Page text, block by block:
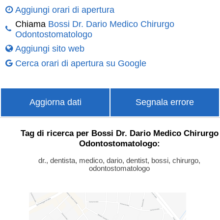
Aggiungi orari di apertura
Chiama Bossi Dr. Dario Medico Chirurgo
Odontostomatologo
Aggiungi sito web
Cerca orari di apertura su Google
Aggiorna dati Segnala errore
Tag di ricerca per Bossi Dr. Dario Medico Chirurgo
Odontostomatologo:
dr., dentista, medico, dario, dentist, bossi, chirurgo,
odontostomatologo